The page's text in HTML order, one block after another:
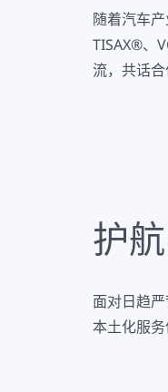
随着汽车
TISAX®、
流，共话合
护
面对日趋
本土化服